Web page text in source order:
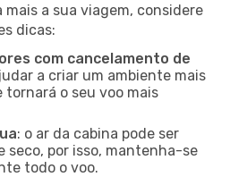
mais a sua viagem, considere
dicas:
com cancelamento de
a criar um ambiente mais
o seu voo mais
: o ar da cabina pode ser
seco, por isso, mantenha-se
todo o voo.